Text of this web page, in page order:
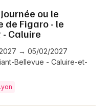
ou le
de Figaro - le
Caluire
→ 05/02/2027
Bellevue - Caluire-et-